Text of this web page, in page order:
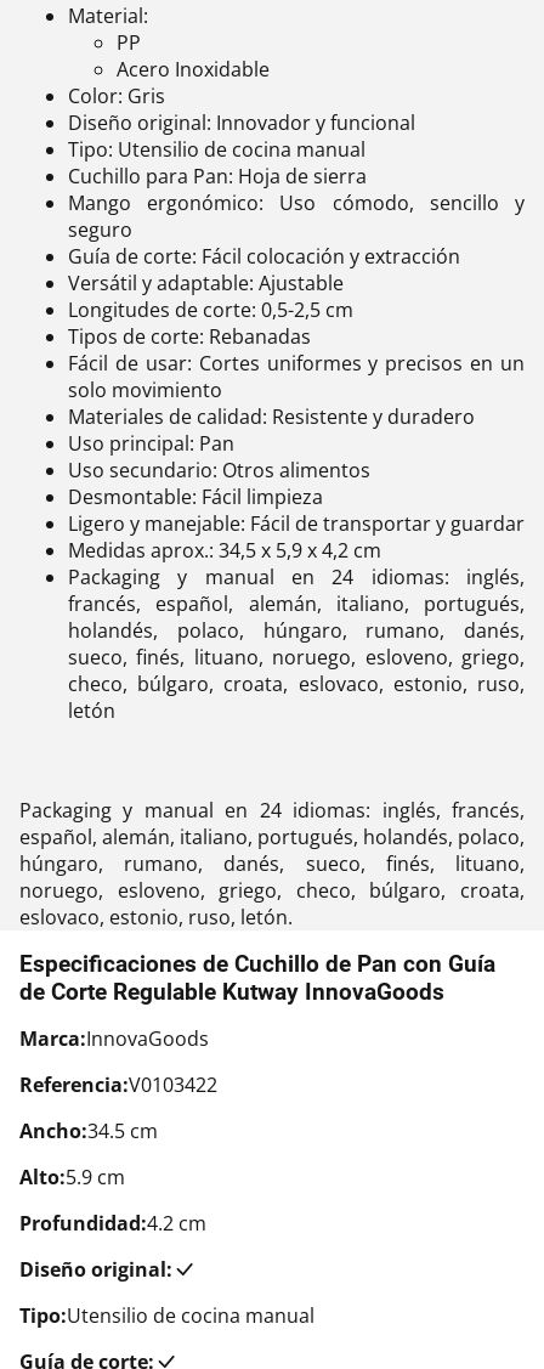
Material:
PP
Acero Inoxidable
Color: Gris
Diseño original: Innovador y funcional
Tipo: Utensilio de cocina manual
Cuchillo para Pan: Hoja de sierra
Mango ergonómico: Uso cómodo, sencillo y
seguro
Guía de corte: Fácil colocación y extracción
Versátil y adaptable: Ajustable
Longitudes de corte: 0,5-2,5 cm
Tipos de corte: Rebanadas
Fácil de usar: Cortes uniformes y precisos en un
solo movimiento
Materiales de calidad: Resistente y duradero
Uso principal: Pan
Uso secundario: Otros alimentos
Desmontable: Fácil limpieza
Ligero y manejable: Fácil de transportar y guardar
Medidas aprox.: 34,5 x 5,9 x 4,2 cm
Packaging y manual en 24 idiomas: inglés,
francés, español, alemán, italiano, portugués,
holandés, polaco, húngaro, rumano, danés,
sueco, finés, lituano, noruego, esloveno, griego,
checo, búlgaro, croata, eslovaco, estonio, ruso,
letón
Packaging y manual en 24 idiomas: inglés, francés,
español, alemán, italiano, portugués, holandés, polaco,
húngaro, rumano, danés, sueco, finés, lituano,
noruego, esloveno, griego, checo, búlgaro, croata,
eslovaco, estonio, ruso, letón.
Especificaciones de Cuchillo de Pan con Guía
de Corte Regulable Kutway InnovaGoods
Marca:InnovaGoods
Referencia:V0103422
Ancho:34.5 cm
Alto:5.9 cm
Profundidad:4.2 cm
Diseño original:
Tipo:Utensilio de cocina manual
Guía de corte: